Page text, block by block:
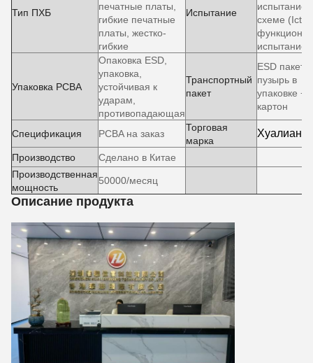
Тип ПХБ
печатные платы,
гибкие печатные
платы, жестко-
гибкие
Испытание
испытание
схеме (Ict),
испытание
Упаковка PCBA
Опаковка ESD,
упаковка,
устойчивая к
ударам,
противопадающая
Транспортный
пакет
ESD пакет +
пузырь в
упаковке +
картон
Спецификация PCBA на заказ
Торговая
марка
Производство
Сделано в Китае
Производственная
мощность
50000/месяц
Описание продукта